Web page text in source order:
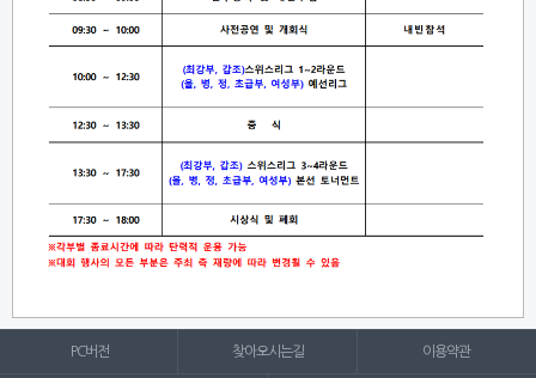
PC버전 찾아오시는길 이용약관